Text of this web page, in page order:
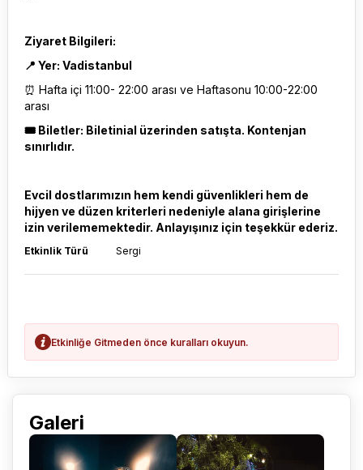
Ziyaret Bilgileri:
📍 Yer: Vadistanbul
⏰ Hafta içi 11:00- 22:00 arası ve Haftasonu 10:00-22:00
arası
🎟️ Biletler: Biletinial üzerinden satışta. Kontenjan
sınırlıdır.
Evcil dostlarımızın hem kendi güvenlikleri hem de
hijyen ve düzen kriterleri nedeniyle alana girişlerine
izin verilememektedir. Anlayışınız için teşekkür ederiz.
Etkinlik Türü Sergi
Etkinliğe Gitmeden önce kuralları okuyun.
Galeri